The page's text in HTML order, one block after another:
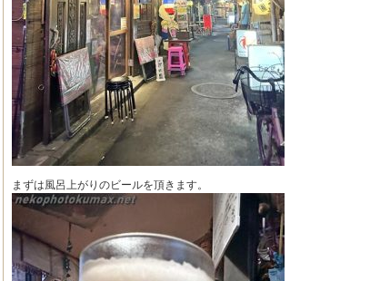
まずは風呂上がりのビールを頂きます。